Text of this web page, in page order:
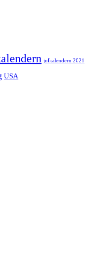
julkalendern 2021
USA